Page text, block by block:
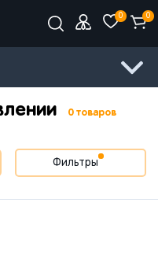
0 0
0 товаров
Фильтры